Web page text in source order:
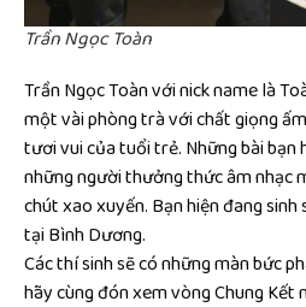
Trần Ngọc Toàn
Trần Ngọc Toàn với nick name là
một vài phòng trà với chất giọng
tươi vui của tuổi trẻ. Những bài
những người thưởng thức âm nhạc
chút xao xuyến. Bạn hiện đang
tại Bình Dương.
Các thí sinh sẽ có những màn bức
hãy cùng đón xem vòng Chung Kết